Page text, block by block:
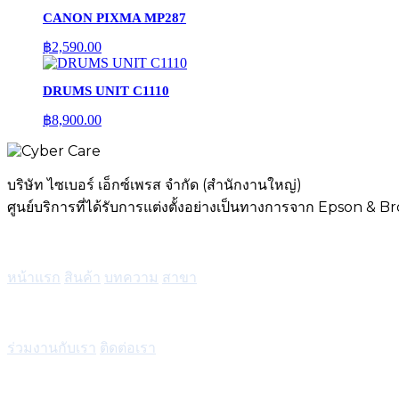
CANON PIXMA MP287
฿2,590.00
DRUMS UNIT C1110
฿8,900.00
บริษัท ไซเบอร์ เอ็กซ์เพรส จำกัด (สำนักงานใหญ่)
ศูนย์บริการที่ได้รับการแต่งตั้งอย่างเป็นทางการจาก Epson &
หน้าแรก สินค้า บทความ สาขา
ร่วมงานกับเรา ติดต่อเรา